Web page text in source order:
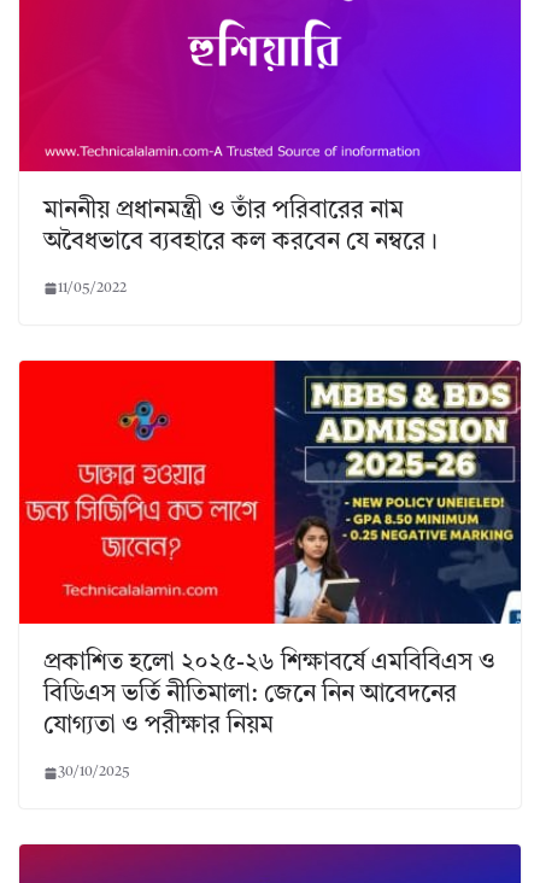
মাননীয় প্রধানমন্ত্রী ও তাঁর পরিবারের নাম
অবৈধভাবে ব্যবহারে কল করবেন যে নম্বরে।
11/05/2022
প্রকাশিত হলো ২০২৫-২৬ শিক্ষাবর্ষে এমবিবিএস ও
বিডিএস ভর্তি নীতিমালা: জেনে নিন আবেদনের
যোগ্যতা ও পরীক্ষার নিয়ম
30/10/2025